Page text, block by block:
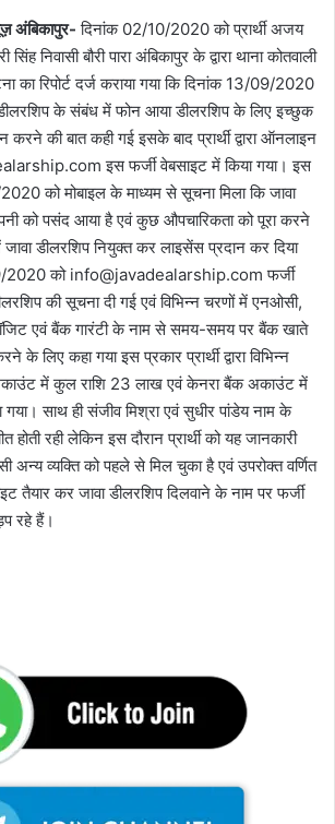
अंबिकापुर- दिनांक 02/10/2020 को प्रार्थी अजय
सिंह निवासी बौरी पारा अंबिकापुर के द्वारा थाना कोतवाली
का रिपोर्ट दर्ज कराया गया कि दिनांक 13/09/2020
डीलरशिप के संबंध में फोन आया डीलरशिप के लिए इच्छुक
की बात कही गई इसके बाद प्रार्थी द्वारा ऑनलाइन
इस फर्जी वेबसाइट में किया गया। इस
को मोबाइल के माध्यम से सूचना मिला कि जावा
को पसंद आया है एवं कुछ औपचारिकता को पूरा करने
डीलरशिप नियुक्त कर लाइसेंस प्रदान कर दिया
2020 को info@javadealarship.com फर्जी
की सूचना दी गई एवं विभिन्न चरणों में एनओसी,
एवं बैंक गारंटी के नाम से समय-समय पर बैंक खाते
के लिए कहा गया इस प्रकार प्रार्थी द्वारा विभिन्न
में कुल राशि 23 लाख एवं केनरा बैंक अकाउंट में
साथ ही संजीव मिश्रा एवं सुधीर पांडेय नाम के
होती रही लेकिन इस दौरान प्रार्थी को यह जानकारी
अन्य व्यक्ति को पहले से मिल चुका है एवं उपरोक्त वर्णित
तैयार कर जावा डीलरशिप दिलवाने के नाम पर फर्जी
रहे हैं।